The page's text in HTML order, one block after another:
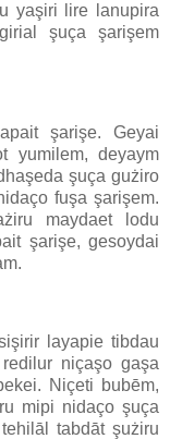
yaşiri lire lanupira
şuça şarişem
şarişe. Geyai
yumilem, deyaym
şuça gużiro
fuşa şarişem.
maydaet lodu
şarişe, gesoydai
layapie tibdau
niçaşo gaşa
Niçeti bubēm,
mipi nidaço şuça
tabdāt şużiru